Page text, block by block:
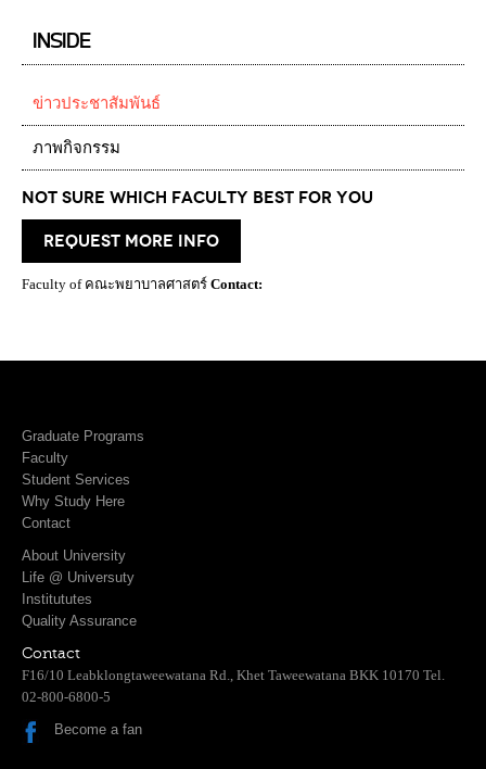
INSIDE
ข่าวประชาสัมพันธ์
ภาพกิจกรรม
Not Sure which Faculty best for you
request more info
Faculty of คณะพยาบาลศาสตร์ Contact:
Graduate Programs
Faculty
Student Services
Why Study Here
Contact
About University
Life @ Universuty
Institututes
Quality Assurance
Contact
F16/10 Leabklongtaweewatana Rd., Khet Taweewatana BKK 10170 Tel.
02-800-6800-5
Become a fan